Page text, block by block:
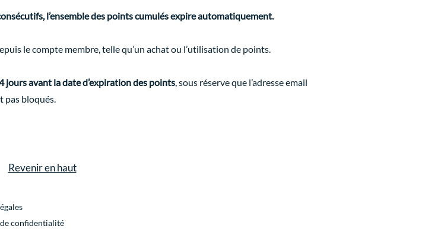
l’ensemble des points cumulés expire automatiquement.
le compte membre, telle qu’un achat ou l’utilisation de points.
avant la date d’expiration des points, sous réserve que l’adresse email
pas bloqués.
Revenir en haut
confidentialité